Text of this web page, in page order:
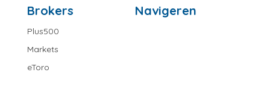
Brokers
Plus500
Markets
eToro
Navigeren